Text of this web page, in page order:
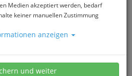
Geschäftsstelle ist nicht
Aufgaben, koordiniert alle
individuell und persönlich
Medien akzeptiert werden, bedarf
keiner manuellen Zustimmung
anzeigen
und weiter